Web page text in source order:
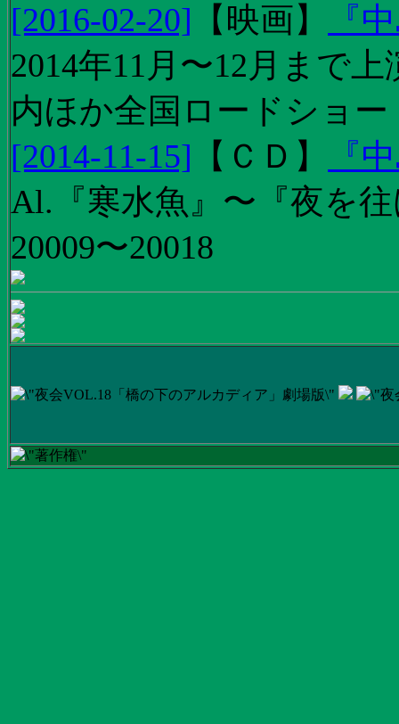
[2016-02-20] 【 映画】
『
2014年11月〜12月まで
内ほか全国ロードショー
[2014-11-15] 【 ＣＤ 】
『
Al.『寒水魚』〜『夜を
20009〜20018